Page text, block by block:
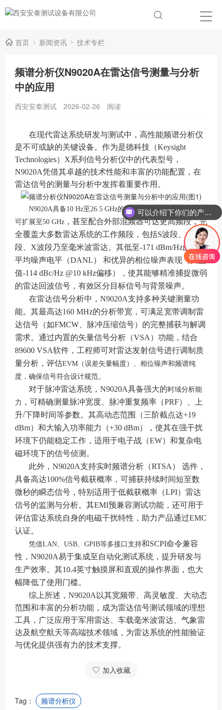
首页 新闻资讯 技术专栏
频谱分析仪N9020A在雷达信号测量与分析
中的应用
西安安泰测试 2026-02-26 阅读
在现代雷达系统研发与测试中，高性能频谱分析仪
是不可或缺的关键设备。作为是德科技（Keysight
Technologies）X系列信号分析仪中的代表型号，
N9020A凭借其卓越的技术性能和丰富的功能配置，在
雷达信号的测量与分析中发挥着重要作用。
N9020A具备10 Hz至26.5 GHz的标准频率范围，通过选配
可扩展至50 GHz ，甚至配合外部混频器可达更高频段，完
全覆盖大多数雷达系统的工作频段，包括S波段、C波
段、X波段乃至毫米波雷达。其低至-171 dBm/Hz的显示
平均噪声电平（DANL）
和优异的相位噪声表现（典型
值-114 dBc/Hz @10 kHz偏移），使其能够精准捕捉微弱
的雷达回波信号，有效区分目标信号与背景噪声。
在雷达信号分析中，N9020A支持多种关键测量功
能。其最高达160 MHz的分析带宽，可满足宽带调制雷
达信号（如FMCW、脉冲压缩信号）的完整捕获与解调
需求。通过内置的矢量信号分析（VSA）功能，结合
89600 VSA软件，工程师可对雷达发射信号进行调制质
量分析，评估EVM（误差矢量幅度）、相位噪声和频谱纯
度，确保信号符合设计规范。
对于脉冲雷达系统，N9020A具备强大的时域分析能
力 ，可精确测量脉冲宽度、脉冲重复频率（PRF）、上
升/下降时间等参数。其高动态范围（三阶截点达+19
dBm）和大输入功率能力（+30 dBm），使其在强干扰
环境下仍能稳定工作，适用于电子战（EW）和复杂电
磁环境下的信号侦测。
此外，N9020A支持实时频谱分析（RTSA）
选件，
具备高达100%信号截获概率，可捕获持续时间短至数
微秒的瞬态信号，特别适用于低截获概率（LPI）雷达
信号的监测与分析。其EMI预兼容测试功能，还可用于
评估雷达系统自身的电磁干扰特性，助力产品通过EMC
认证。
凭借LAN、USB、GPIB等多接口支持和SCPI命令兼容
性，N9020A易于集成至自动化测试系统，提升研发与
生产效率。其10.4英寸触摸屏和直观的操作界面，也大
幅降低了使用门槛。
综上所述，N9020A以其宽频带、高灵敏度、大动态
范围和丰富的分析功能，成为雷达信号测试领域的理想
工具，广泛应用于军用雷达、车载毫米波雷达、气象雷
达及航空航天等高端技术领域，为雷达系统的性能验证
与优化提供强有力的技术支撑。
加入收藏
Tag： 频谱分析仪
可以介绍下你们的产品么？